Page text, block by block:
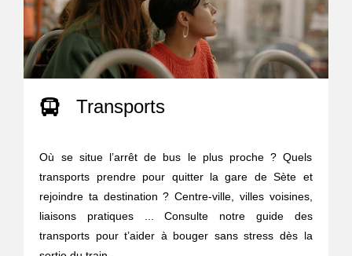
Transports
Où se situe l’arrêt de bus le plus proche ? Quels
transports prendre pour quitter la gare de Sète et
rejoindre ta destination ? Centre-ville, villes voisines,
liaisons pratiques ... Consulte notre guide des
transports pour t’aider à bouger sans stress dès la